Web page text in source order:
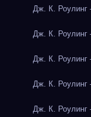
Дж. К. Роулинг
Дж. К. Роулинг
Дж. К. Роулинг
Дж. К. Роулинг
Дж. К. Роулинг